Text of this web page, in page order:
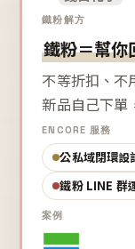
鐵粉解方
鐵粉＝幫你
不等折扣、不
新品自己下單
ENCORE 服務
公私域閉環設
鐵粉 LINE 群
案例